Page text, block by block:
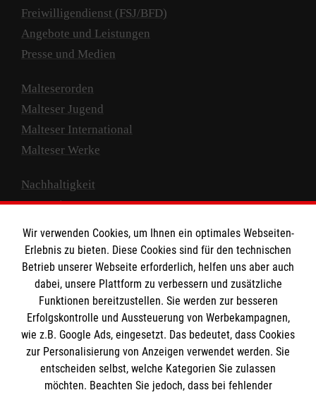
Freiwilligendienst (FSJ/BFD)
Angebote und Leistungen
Presse und Medien
Malteserorden
Malteser Jugend
Malteser International
Malteser Werke
Nachhaltigkeit
Prävention
Compliance
Transparenz
Spenden und Helfen
Spendenkonto
Empfänger: Malteser Hilfsdienst e.V.
IBAN: DE10 3706 0120 1201 2000 12
BIC: GENODED 1PA7
Wir verwenden Cookies, um Ihnen ein optimales Webseiten-
Erlebnis zu bieten. Diese Cookies sind für den technischen
Betrieb unserer Webseite erforderlich, helfen uns aber auch
dabei, unsere Plattform zu verbessern und zusätzliche
Funktionen bereitzustellen. Sie werden zur besseren
Erfolgskontrolle und Aussteuerung von Werbekampagnen,
wie z.B. Google Ads, eingesetzt. Das bedeutet, dass Cookies
zur Personalisierung von Anzeigen verwendet werden. Sie
entscheiden selbst, welche Kategorien Sie zulassen
möchten. Beachten Sie jedoch, dass bei fehlender